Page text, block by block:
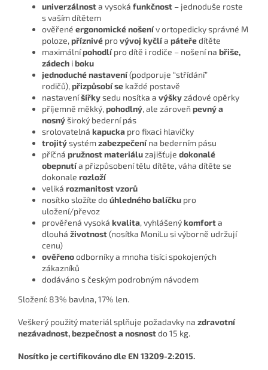
univerzálnosta vysoká funkčnost – jednoduše roste
s vaším dítětem
ověřené ergonomické nošenív ortopedicky správné M
poloze, příznivé provývoj kyčlía páteředítěte
maximálnípohodlí pro dítě i rodiče – nošení na břiše,
zádech iboku
jednoduché nastavení(podporuje “střídání”
rodičů), přizpůsobí se každé postavě
nastaveníšířkysedu nosítka a výškyzádové opěrky
příjemně měkký, pohodlný, ale zároveň pevný a
nosnýširoký bederní pás
srolovatelná kapucka pro fixaci hlavičky
trojitýsystémzabezpečení na bederním pásu
příčná pružnost materiáluzajišťuje dokonalé
obepnutía přizpůsobení tělu dítěte, váha dítěte se
dokonale rozloží
veliká rozmanitost vzorů
nosítko složíte doúhledného balíčku pro
uložení/převoz
prověřená vysoká kvalita, vyhlášenýkomforta
dlouhá životnost(nosítka MoniLu si výborně udržují
cenu)
ověřenoodborníky a mnoha tisíci spokojených
zákazníků
dodáváno s českým podrobným návodem
Složení: 83% bavlna, 17% len.
Veškerý použitý materiál splňuje požadavky na zdravotní
nezávadnost, bezpečnost a nosnostdo 15 kg.
Nosítko je certifikováno dle EN 13209-2:2015.